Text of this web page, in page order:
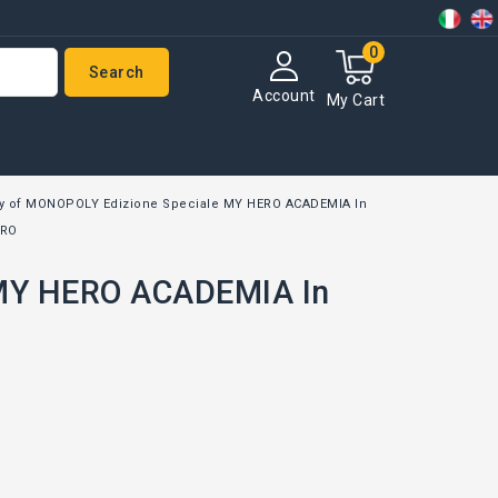
My Cart
0
Account
Search
of MONOPOLY Edizione Speciale MY HERO ACADEMIA In
HERO ACADEMIA In